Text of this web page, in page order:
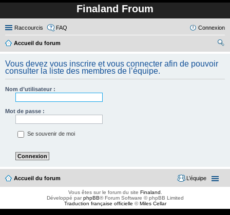
Finaland Froum
Raccourcis FAQ Connexion
Accueil du forum
her
ch
Vous devez vous inscrire et vous connecter afin de pouvoir
consulter la liste des membres de l’équipe.
Nom d’utilisateur :
Mot de passe :
Se souvenir de moi
Accueil du forum L’équipe
Vous êtes sur le forum du site Finaland
Développé parphpBB® Forum Software © phpBB Limited
Traduction française officielle ©Miles Cellar